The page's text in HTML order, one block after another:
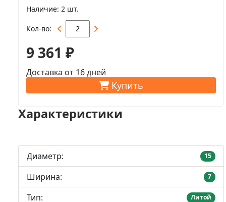
Наличие 2 шт.
Кол-во
9 361 ₽
Доставка от 16 дней
Купить
Характеристики
Диаметр: 15
Ширина: 7
Тип: Литой